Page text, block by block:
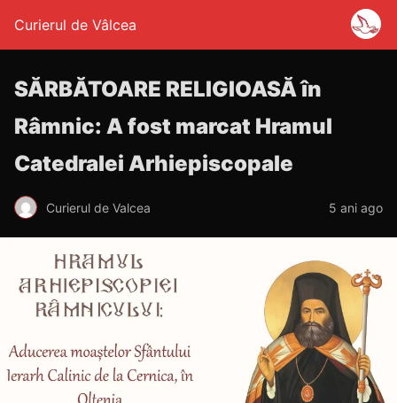
Curierul de Vâlcea
SĂRBĂTOARE RELIGIOASĂ în
Râmnic: A fost marcat Hramul
Catedralei Arhiepiscopale
Curierul de Valcea 5 ani ago